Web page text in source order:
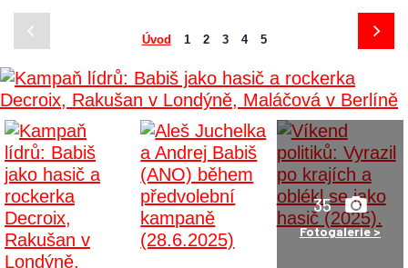
Úvod 1 2 3 4 5
35
Fotogalerie >